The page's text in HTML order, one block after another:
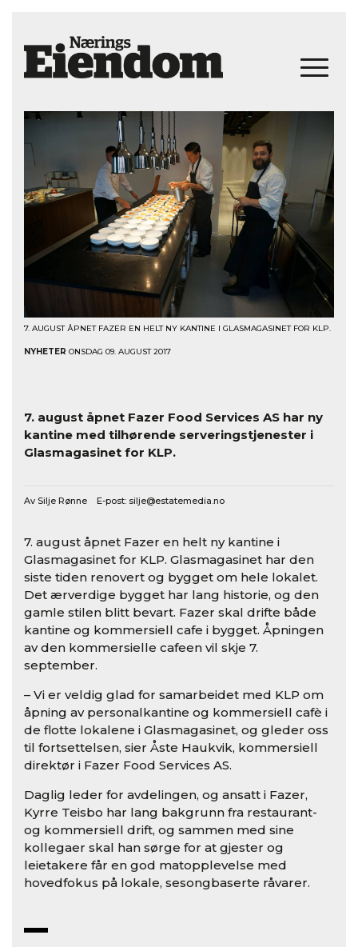
7. AUGUST ÅPNET FAZER EN HELT NY KANTINE I GLASMAGASINET FOR KLP.
NYHETER ONSDAG 09. AUGUST 2017
7. august åpnet Fazer Food Services AS har ny
kantine med tilhørende serveringstjenester i
Glasmagasinet for KLP.
Av Silje Rønne E-post: silje@estatemedia.no
7. august åpnet Fazer en helt ny kantine i
Glasmagasinet for KLP. Glasmagasinet har den
siste tiden renovert og bygget om hele lokalet.
Det ærverdige bygget har lang historie, og den
gamle stilen blitt bevart. Fazer skal drifte både
kantine og kommersiell cafe i bygget. Åpningen
av den kommersielle cafeen vil skje 7.
september.
– Vi er veldig glad for samarbeidet med KLP om
åpning av personalkantine og kommersiell cafè i
de flotte lokalene i Glasmagasinet, og gleder oss
til fortsettelsen, sier Åste Haukvik, kommersiell
direktør i Fazer Food Services AS.
Daglig leder for avdelingen, og ansatt i Fazer,
Kyrre Teisbo har lang bakgrunn fra restaurant-
og kommersiell drift, og sammen med sine
kollegaer skal han sørge for at gjester og
leietakere får en god matopplevelse med
hovedfokus på lokale, sesongbaserte råvarer.